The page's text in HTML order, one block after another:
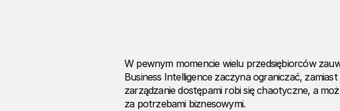
W pewnym momencie wielu przedsiębiorców
Business Intelligencezaczyna ograniczać, zamiast
zarządzanie dostępami robi się chaotyczne, a
za potrzebami biznesowymi.